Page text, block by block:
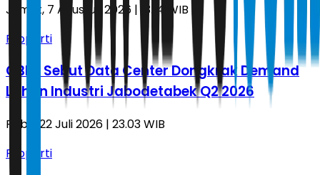
Jumat, 7 Agustus 2026 | 13.14 WIB
Properti
CBRE Sebut Data Center Dongkrak Demand
Lahan Industri Jabodetabek Q2 2026
Rabu, 22 Juli 2026 | 23.03 WIB
Properti